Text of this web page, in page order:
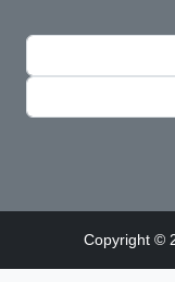
Copyright ©